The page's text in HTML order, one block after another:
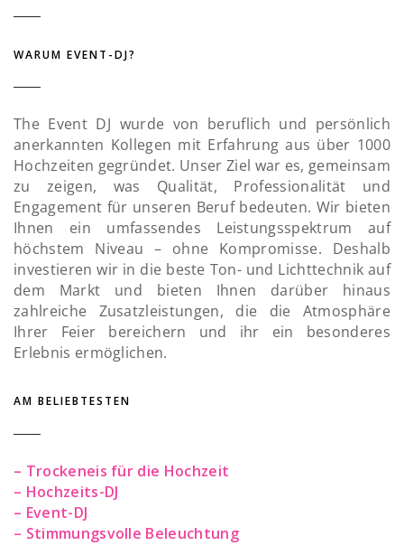
WARUM EVENT-DJ?
The Event DJ wurde von beruflich und persönlich
anerkannten Kollegen mit Erfahrung aus über 1000
Hochzeiten gegründet. Unser Ziel war es, gemeinsam
zu zeigen, was Qualität, Professionalität und
Engagement für unseren Beruf bedeuten. Wir bieten
Ihnen ein umfassendes Leistungsspektrum auf
höchstem Niveau – ohne Kompromisse. Deshalb
investieren wir in die beste Ton- und Lichttechnik auf
dem Markt und bieten Ihnen darüber hinaus
zahlreiche Zusatzleistungen, die die Atmosphäre
Ihrer Feier bereichern und ihr ein besonderes
Erlebnis ermöglichen.
AM BELIEBTESTEN
– Trockeneis für die Hochzeit
– Hochzeits-DJ
– Event-DJ
– Stimmungsvolle Beleuchtung